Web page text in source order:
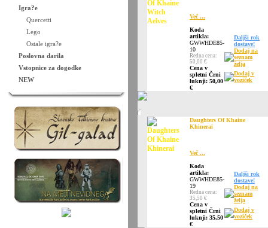
Igra?e
Quercetti
Lego
Ostale igra?e
Poslovna darila
Vstopnice za dogodke
NEW
Več ...
Koda
artikla:
GWWHDE85-
10
Redna cena:
50,00 €
Cena v
spletni Črni
luknji: 50,00
€
Daljši rok
dostave!
Dodaj na
seznam
želja
Dodaj v
voziček
Daughters Of Khaine
Khinerai
Več ...
Koda
artikla:
GWWHDE85-
19
Redna cena:
35,50 €
Cena v
spletni Črni
luknji: 35,50
€
Daljši rok
dostave!
Dodaj na
seznam
želja
Dodaj v
voziček